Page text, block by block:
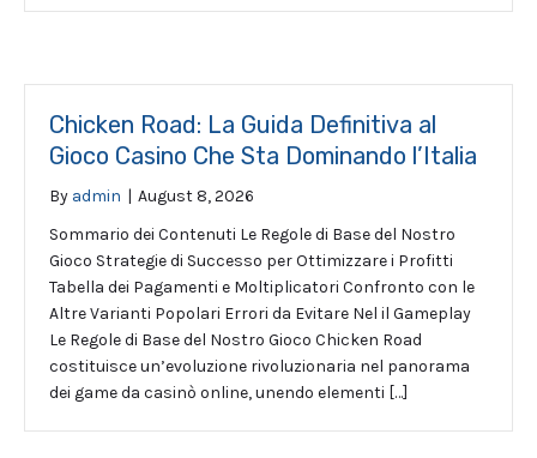
Chicken Road: La Guida Definitiva al
Gioco Casino Che Sta Dominando l’Italia
By admin | August 8, 2026
Sommario dei Contenuti Le Regole di Base del Nostro
Gioco Strategie di Successo per Ottimizzare i Profitti
Tabella dei Pagamenti e Moltiplicatori Confronto con le
Altre Varianti Popolari Errori da Evitare Nel il Gameplay
Le Regole di Base del Nostro Gioco Chicken Road
costituisce un’evoluzione rivoluzionaria nel panorama
dei game da casinò online, unendo elementi […]